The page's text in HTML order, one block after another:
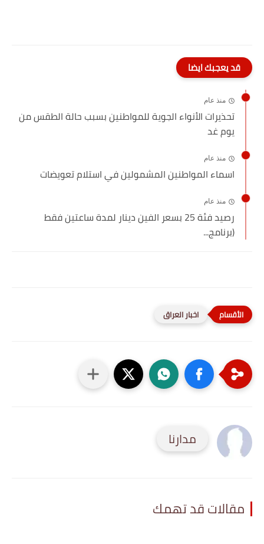
قد يعجبك ايضا
منذ عام
تحذيرات الأنواء الجوية للمواطنين بسبب حالة الطقس من
يوم غد
منذ عام
اسماء المواطنين المشمولين في استلام تعويضات
منذ عام
رصيد فئة 25 بسعر الفين دينار لمدة ساعتين فقط
(برنامج...
اخبار العراق
مدارنا
مقالات قد تهمك